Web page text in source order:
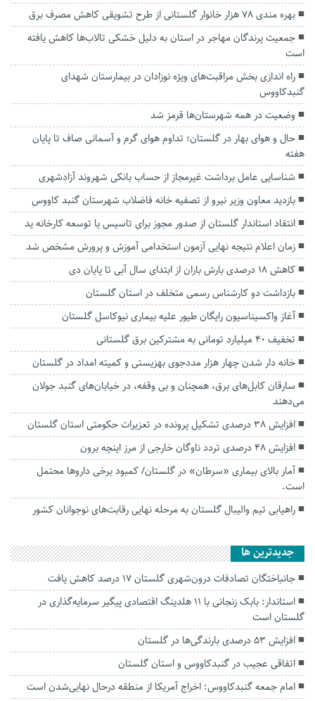
بهره مندی ۷۸ هزار خانوار گلستانی از طرح تشویقی کاهش مصرف برق
جمعیت پرندگان مهاجر در استان به دلیل خشکی تالاب‌ها کاهش یافته
است
راه اندازی بخش مراقبت‌های ویژه نوزادان در بیمارستان شهدای
گنبدکاووس
وضعیت در همه شهرستان‌ها قرمز شد
حال و هوای بهار در گلستان؛ تداوم هوای گرم و آسمانی صاف تا پایان
هفته
شناسایی عامل برداشت غیرمجاز از حساب بانکی شهروند آزادشهری
بازدید معاون وزیر نیرو از تصفیه خانه فاضلاب شهرستان گنبد کاووس
انتقاد استاندار گلستان از صدور مجوز برای تاسیس یا توسعه کارخانه ید
زمان اعلام نتیجه نهایی آزمون استخدامی آموزش و پرورش مشخص شد
کاهش ۱۸ درصدی بارش باران از ابتدای سال آبی تا پایان دی
بازداشت دو کارشناس رسمی متخلف در استان گلستان
آغاز واکسیناسیون رایگان طیور علیه بیماری نیوکاسل گلستان
تخفیف ۴۰ میلیارد تومانی به مشترکین برق گلستانی
خانه دار شدن چهار هزار مددجوی بهزیستی و کمیته امداد در گلستان
سارقان کابل‌های برق، همچنان و بی وقفه، در خیابان‌های گنبد جولان
می‌دهند
افزایش ۳۸ درصدی تشکیل پرونده در تعزیرات حکومتی استان گلستان
افزایش ۴۸ درصدی تردد ناوگان خارجی از مرز اینچه برون
آمار بالای بیماری «سرطان» در گلستان/ کمبود برخی داروها محتمل
است‌.
راهیابی تیم والیبال گلستان به مرحله نهایی رقابت‌های نوجوانان کشور
جديدترين ها
جانباختگان تصادفات درون‌شهری گلستان ۱۷ درصد کاهش یافت
استاندار: بابک زنجانی با ۱۱ هلدینگ اقتصادی پیگیر سرمایه‌گذاری در
گلستان است
افزایش ۵۳ درصدی بارندگی‌ها در گلستان
اتفاقی عجیب در‌ گنبدکاووس و استان گلستان
امام جمعه گنبدکاووس: اخراج آمریکا از منطقه درحال نهایی‌شدن است